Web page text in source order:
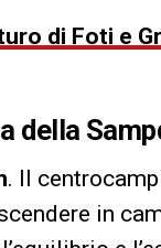
di Foti e
della
. Il
in